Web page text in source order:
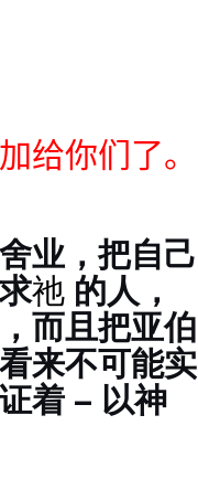
给你们了。
业，把自己
祂 的人，
而且把亚伯
来不可能实
着 – 以神